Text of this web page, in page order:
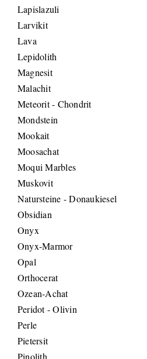
Lapislazuli
Larvikit
Lava
Lepidolith
Magnesit
Malachit
Meteorit - Chondrit
Mondstein
Mookait
Moosachat
Moqui Marbles
Muskovit
Natursteine - Donaukiesel
Obsidian
Onyx
Onyx-Marmor
Opal
Orthocerat
Ozean-Achat
Peridot - Olivin
Perle
Pietersit
Pinolith